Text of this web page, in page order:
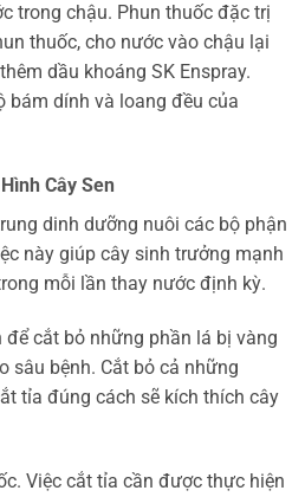
trong chậu. Phun thuốc đặc trị
thuốc, cho nước vào chậu lại
dầu khoáng SK Enspray.
bám dính và loang đều của
Cây Sen
dinh dưỡng nuôi các bộ phận
này giúp cây sinh trưởng mạnh
mỗi lần thay nước định kỳ.
cắt bỏ những phần lá bị vàng
sâu bệnh. Cắt bỏ cả những
tỉa đúng cách sẽ kích thích cây
Việc cắt tỉa cần được thực hiện